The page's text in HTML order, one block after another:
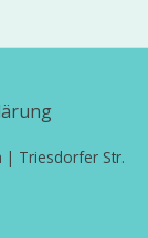
| Triesdorfer Str.